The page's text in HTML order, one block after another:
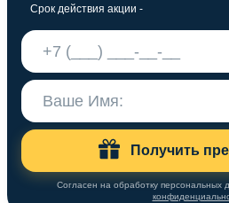
Срок действия акции -
Получить
Согласен на обработку персональных